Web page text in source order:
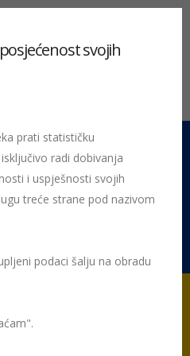
svojih
prati statističku
radi dobivanja
i uspješnosti svojih
treće strane pod nazivom
podaci šalju na obradu